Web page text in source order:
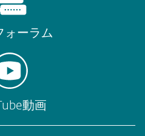
ォーラム
動画